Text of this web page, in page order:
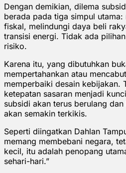
Dengan demikian, dilema
berada pada tiga simpul utama:
fiskal, melindungi daya beli
transisi energi. Tidak ada
risiko.
Karena itu, yang dibutuhkan
mempertahankan atau
memperbaiki desain kebijakan.
ketepatan sasaran menjadi
subsidi akan terus berulang
akan semakin terkikis.
Seperti diingatkan Dahlan
memang membebani negara,
kecil, itu adalah penopang
sehari-hari.”